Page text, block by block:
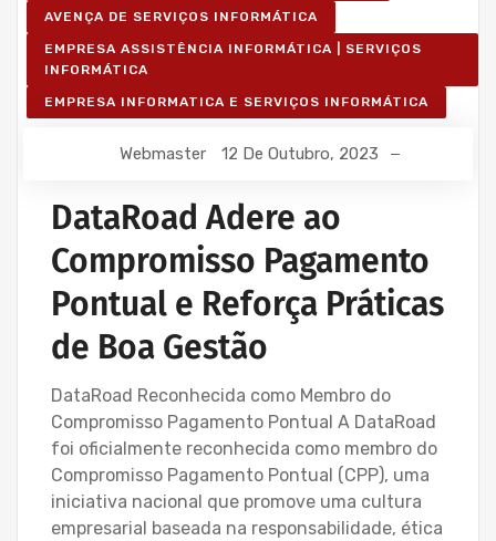
AVENÇA DE SERVIÇOS INFORMÁTICA
EMPRESA ASSISTÊNCIA INFORMÁTICA | SERVIÇOS
INFORMÁTICA
EMPRESA INFORMATICA E SERVIÇOS INFORMÁTICA
Webmaster 12 De Outubro, 2023
DataRoad Adere ao
Compromisso Pagamento
Pontual e Reforça Práticas
de Boa Gestão
DataRoad Reconhecida como Membro do
Compromisso Pagamento Pontual A DataRoad
foi oficialmente reconhecida como membro do
Compromisso Pagamento Pontual (CPP), uma
iniciativa nacional que promove uma cultura
empresarial baseada na responsabilidade, ética